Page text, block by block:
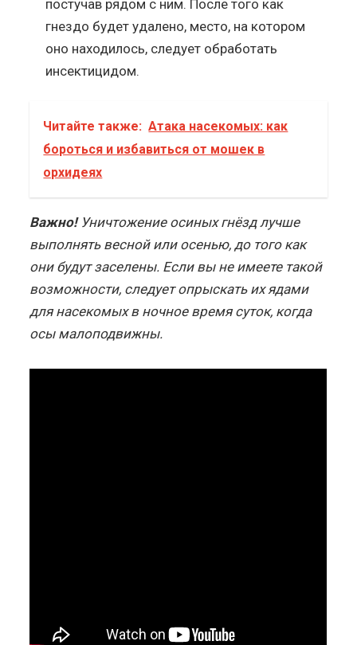
постучав рядом с ним. После того как
гнездо будет удалено, место, на котором
оно находилось, следует обработать
инсектицидом.
Читайте также: Атака насекомых: как
бороться и избавиться от мошек в
орхидеях
Важно!Уничтожение осиных гнёзд лучше
выполнять весной или осенью, до того как
они будут заселены. Если вы не имеете такой
возможности, следует опрыскать их ядами
для насекомых в ночное время суток, когда
осы малоподвижны.